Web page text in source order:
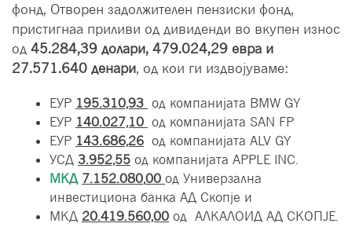
фонд, Отворен задолжителен пензиски фонд,
пристигнаа приливи од дивиденди во вкупен износ
од 45.284,39 долари, 479.024,29 евра и
27.571.640 денари, од кои ги издвојуваме:
ЕУР 195.310,93 од компанијата BMW GY
ЕУР 140.027,10 од компанијата SAN FP
ЕУР 143.686,26 од компанијата ALV GY
УСД 3.952,55 од компанијата APPLE INC.
МКД 7.152.080,00 од Универзална
инвестициона банка АД Скопје и
МКД 20.419.560,00 од АЛКАЛОИД АД СКОПЈЕ.